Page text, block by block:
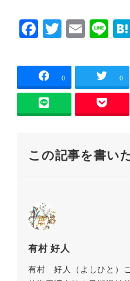
開
き
ま
新
し
い
ウ
で
開
す
F
a
c
e
b
o
k
T
wi
tt
er
E
m
ai
l
Li
n
e
0 0
この記事を書い
有村 好人
有村 好人（よしひと）こ